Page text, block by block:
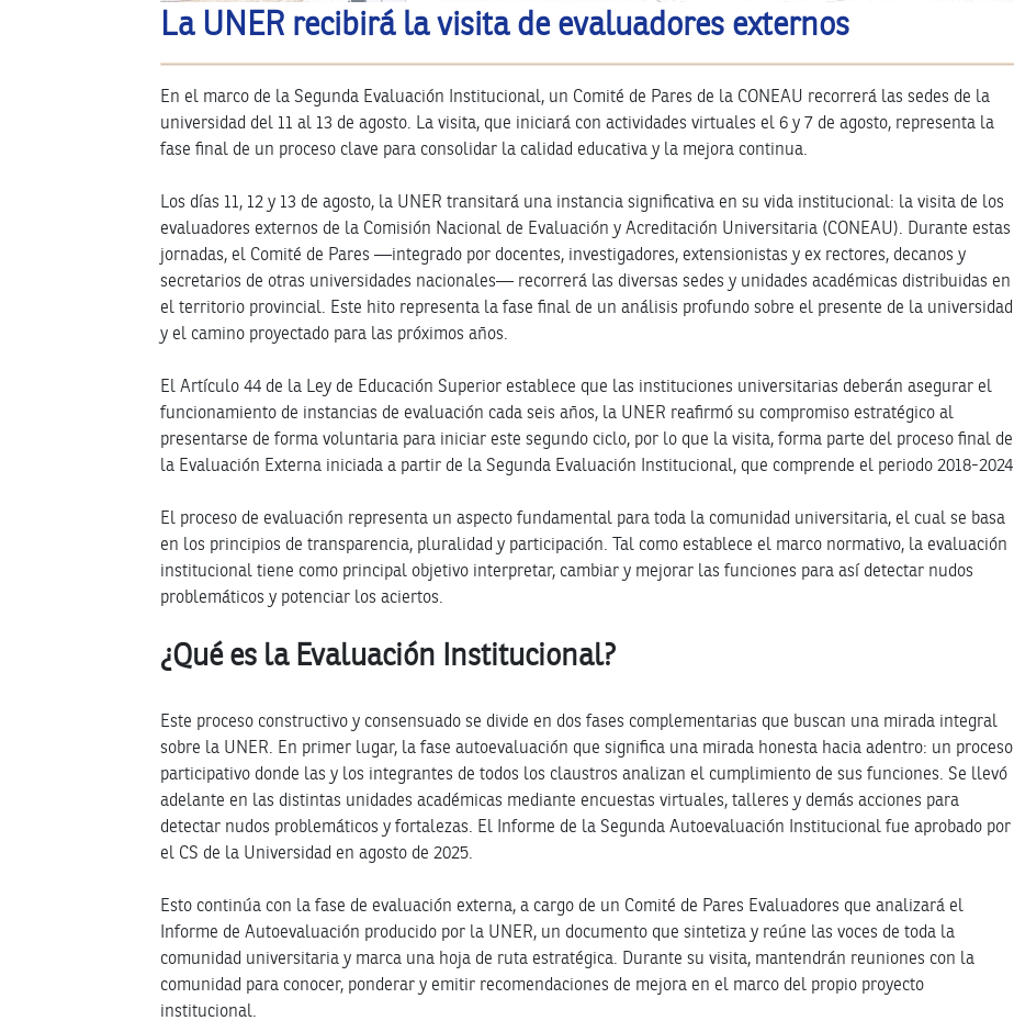
La UNER recibirá la visita de evaluadores externos
En el marco de la Segunda Evaluación Institucional, un Comité de Pares de la CONEAU recorrerá las sedes de la
universidad del 11 al 13 de agosto. La visita, que iniciará con actividades virtuales el 6 y 7 de agosto, representa la
fase final de un proceso clave para consolidar la calidad educativa y la mejora continua.
Los días 11, 12 y 13 de agosto, la UNER transitará una instancia significativa en su vida institucional: la visita de los
evaluadores externos de la Comisión Nacional de Evaluación y Acreditación Universitaria (CONEAU). Durante estas
jornadas, el Comité de Pares —integrado por docentes, investigadores, extensionistas y ex rectores, decanos y
secretarios de otras universidades nacionales— recorrerá las diversas sedes y unidades académicas distribuidas en
el territorio provincial. Este hito representa la fase final de un análisis profundo sobre el presente de la universidad
y el camino proyectado para las próximos años.
El Artículo 44 de la Ley de Educación Superior establece que las instituciones universitarias deberán asegurar el
funcionamiento de instancias de evaluación cada seis años, la UNER reafirmó su compromiso estratégico al
presentarse de forma voluntaria para iniciar este segundo ciclo, por lo que la visita, forma parte del proceso final de
la Evaluación Externa iniciada a partir de la Segunda Evaluación Institucional, que comprende el periodo 2018-2024.
El proceso de evaluación representa un aspecto fundamental para toda la comunidad universitaria, el cual se basa
en los principios de transparencia, pluralidad y participación. Tal como establece el marco normativo, la evaluación
institucional tiene como principal objetivo interpretar, cambiar y mejorar las funciones para así detectar nudos
problemáticos y potenciar los aciertos.
¿Qué es la Evaluación Institucional?
Este proceso constructivo y consensuado se divide en dos fases complementarias que buscan una mirada integral
sobre la UNER. En primer lugar, la fase autoevaluación que significa una mirada honesta hacia adentro: un proceso
participativo donde las y los integrantes de todos los claustros analizan el cumplimiento de sus funciones. Se llevó
adelante en las distintas unidades académicas mediante encuestas virtuales, talleres y demás acciones para
detectar nudos problemáticos y fortalezas. El Informe de la Segunda Autoevaluación Institucional fue aprobado por
el CS de la Universidad en agosto de 2025.
Esto continúa con la fase de evaluación externa, a cargo de un Comité de Pares Evaluadores que analizará el
Informe de Autoevaluación producido por la UNER, un documento que sintetiza y reúne las voces de toda la
comunidad universitaria y marca una hoja de ruta estratégica. Durante su visita, mantendrán reuniones con la
comunidad para conocer, ponderar y emitir recomendaciones de mejora en el marco del propio proyecto
institucional.